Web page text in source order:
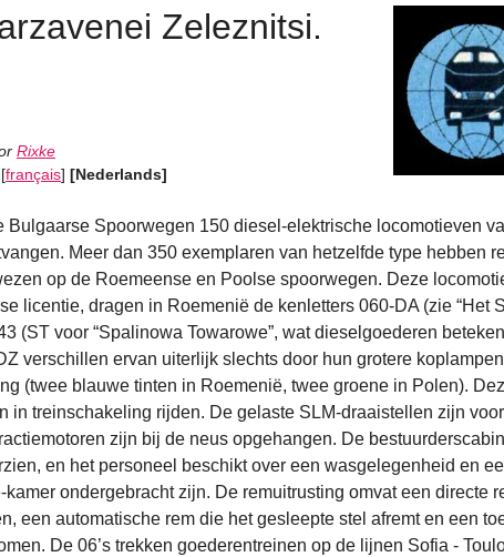
Zeleznitsi.
Rixke
[français] [Nederlands]
Bulgaarse Spoorwegen 150 diesel-elektrische locomotieven
Meer dan 350 exemplaren van hetzelfde type hebben
op de Roemeense en Poolse spoorwegen. Deze
licentie, dragen in Roemenië de kenletters 060-DA (zie “Het
(ST voor “Spalinowa Towarowe”, wat dieselgoederen
verschillen ervan uiterlijk slechts door hun grotere
(twee blauwe tinten in Roemenië, twee groene in Polen).
in treinschakeling rijden. De gelaste SLM-draaistellen zijn
zijn bij de neus opgehangen. De
en het personeel beschikt over een wasgelegenheid en
ondergebracht zijn. De remuitrusting omvat een directe
een automatische rem die het gesleepte stel afremt en een
De 06’s trekken goederentreinen op de lijnen Sofia -